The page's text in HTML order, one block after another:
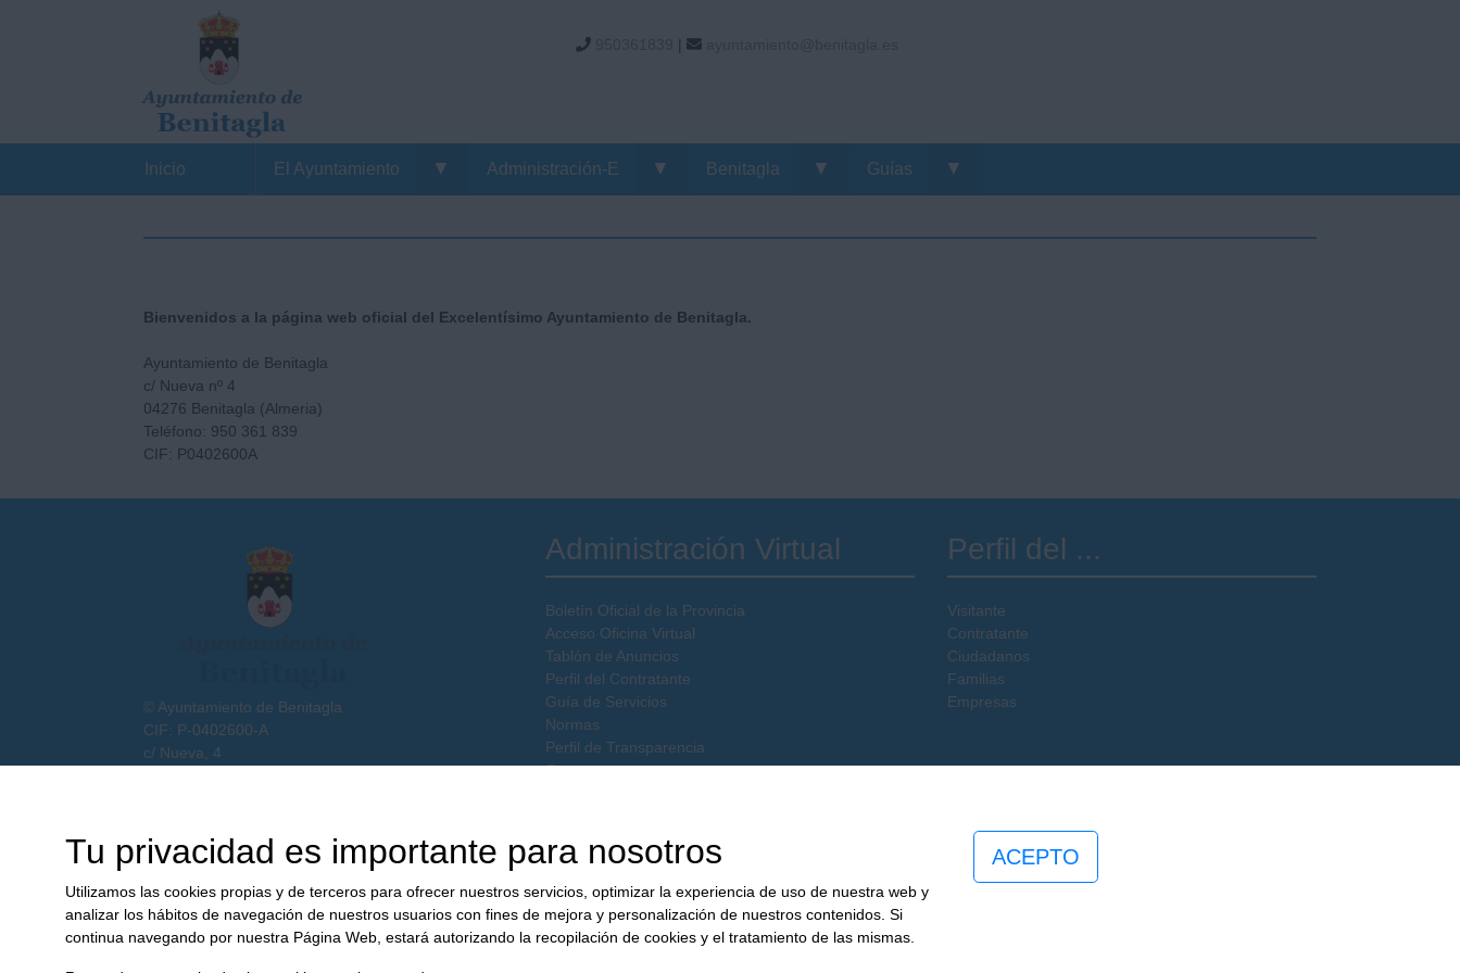
Tu privacidad es importante para nosotros
Utilizamos las cookies propias y de terceros para ofrecer nuestros servicios, optimizar la experiencia de uso de nuestra web y
analizar los hábitos de navegación de nuestros usuarios con fines de mejora y personalización de nuestros contenidos. Si
continua navegando por nuestra Página Web, estará autorizando la recopilación de cookies y el tratamiento de las mismas.
ACEPTO
|
Inicio El Ayuntamiento ▼ Administración-E ▼ Benitagla ▼ Guías ▼
Bienvenidos a la página web oficial del Excelentísimo Ayuntamiento de Benitagla.
Ayuntamiento de Benitagla
c/ Nueva nº 4
04276 Benitagla (Almeria)
Teléfono: 950 361 839
CIF: P0402600A
© Ayuntamiento de Benitagla
CIF: P-0402600-A
c/ Nueva, 4
Administración Virtual
Boletín Oficial de la Provincia
Acceso Oficina Virtual
Tablón de Anuncios
Perfil del Contratante
Guía de Servicios
Normas
Perfil de Transparencia
Catastro
Perfil del ...
Visitante
Contratante
Ciudadanos
Familias
Empresas
Aviso Legal |Privacidad | Cookies |Accesibilidad |Mapa Web